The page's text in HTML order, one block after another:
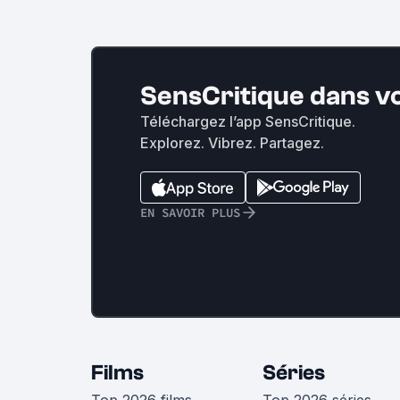
SensCritique dans
Téléchargez l’app SensCritique.
Explorez. Vibrez. Partagez.
EN SAVOIR PLUS
Films Séries